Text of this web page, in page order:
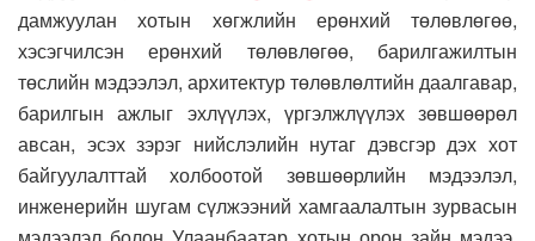
дамжуулан хотын хөгжлийн ерөнхий төлөвлөгөө,
хэсэгчилсэн ерөнхий төлөвлөгөө, барилгажилтын
төслийн мэдээлэл, архитектур төлөвлөлтийн даалгавар,
барилгын ажлыг эхлүүлэх, үргэлжлүүлэх зөвшөөрөл
авсан, эсэх зэрэг нийслэлийн нутаг дэвсгэр дэх хот
байгуулалттай холбоотой зөвшөөрлийн мэдээлэл,
инженерийн шугам сүлжээний хамгаалалтын зурвасын